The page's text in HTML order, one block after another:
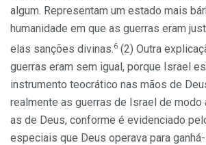
algum. Representam um estado mais
humanidade em que as guerras eram
elas sanções divinas.6 (2) Outra
guerras eram sem igual, porque Israel
instrumento teocrático nas mãos de
realmente as guerras de Israel de modo
as de Deus, conforme é evidenciado
especiais que Deus operava para